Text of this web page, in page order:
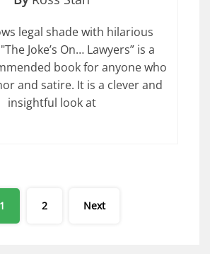
legal shade with hilarious
Joke’s On… Lawyers” is a
book for anyone who
and satire. It is a clever and
insightful look at
Posts
1 2 Next